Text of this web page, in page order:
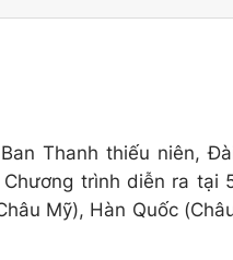
Thanh thiếu niên,
Chương trình diễn ra tại
Mỹ), Hàn Quốc